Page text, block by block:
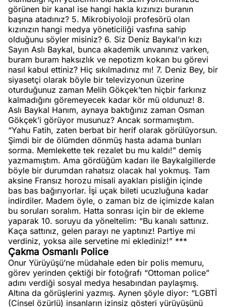
görünen bir kanal ise hangi hakla kızınızı buranın
başına atadınız? 5. Mikrobiyoloji profesörü olan
kızınızın hangi medya yöneticiliği vasfına sahip
olduğunu söyler misiniz? 6. Siz Deniz Baykal’ın kızı
Sayın Aslı Baykal, bunca akademik unvanınız varken,
buram buram haksızlık ve nepotizm kokan bu görevi
nasıl kabul ettiniz? Hiç sıkılmadınız mı! 7. Deniz Bey, bir
siyasetçi olarak böyle bir televizyonun üzerine
oturduğunuz zaman Melih Gökçek’ten hiçbir farkınız
kalmadığını göremeyecek kadar kör mü oldunuz! 8.
Aslı Baykal Hanım, aynaya baktığınız zaman Osman
Gökçek’i görüyor musunuz? Ancak sormamıştım.
“Yahu Fatih, zaten berbat bir herif olarak görülüyorsun.
Şimdi bir de ölümden dönmüş hasta adama bunları
sorma. Memlekette tek rezalet bu mu kaldı!” demiş
yazmamıştım. Ama gördüğüm kadarı ile Baykalgillerde
böyle bir durumdan rahatsız olacak hal yokmuş. Tam
aksine Fransız horozu misali ayakları pisliğin içinde
bas bas bağırıyorlar. İşi uçak bileti ucuzluğuna kadar
indirdiler. Madem öyle, o zaman biz de içimizde kalan
bu soruları soralım. Hatta sonrası için bir de ekleme
yaparak 10. soruyu da yöneltelim: “Bu kanalı sattınız.
Kaça sattınız, gelen parayı ne yaptınız! Partiye mi
verdiniz, yoksa aile servetine mi eklediniz!” ***
Çakma Osmanlı Police
Onur Yürüyüşü’ne müdahale eden bir polis memuru,
görev yerinden çektiği bir fotoğrafı “Ottoman police”
adını verdiği sosyal medya hesabından paylaşmış.
Altına da görüşlerini yazmış. Aynen şöyle diyor: “LGBTİ
(Cinsel özürlü) insanların izinsiz gösteri yürüyüşünü